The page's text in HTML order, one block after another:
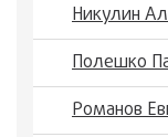
Никулин
Полешко
Романов